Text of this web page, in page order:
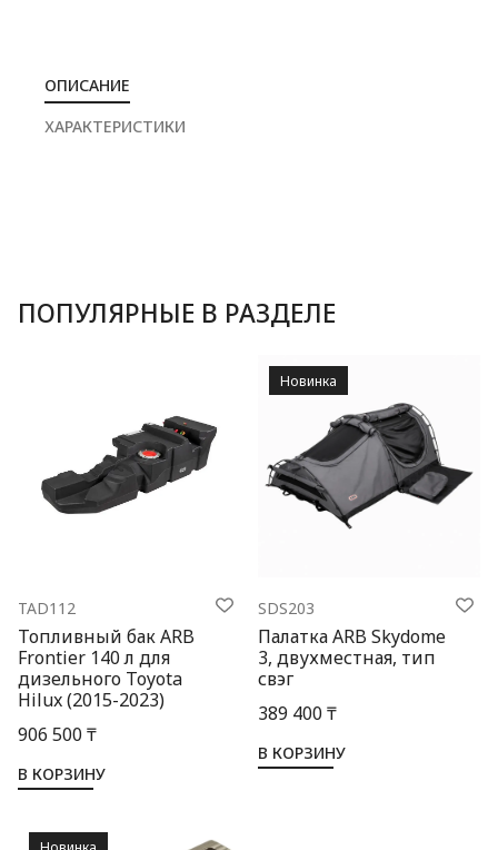
ОПИСАНИЕ
ХАРАКТЕРИСТИКИ
ПОПУЛЯРНЫЕ В РАЗДЕЛЕ
TAD112
Топливный бак ARB
Frontier 140 л для
дизельного Toyota
Hilux (2015-2023)
906 500 ₸
В КОРЗИНУ
SDS203
Палатка ARB Skydome
3, двухместная, тип
свэг
389 400 ₸
В КОРЗИНУ
Новинка